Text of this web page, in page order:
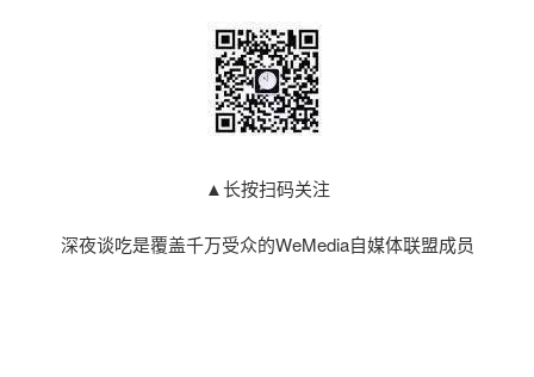
▲长按扫码关注
深夜谈吃是覆盖千万受众的WeMedia自媒体联盟成员